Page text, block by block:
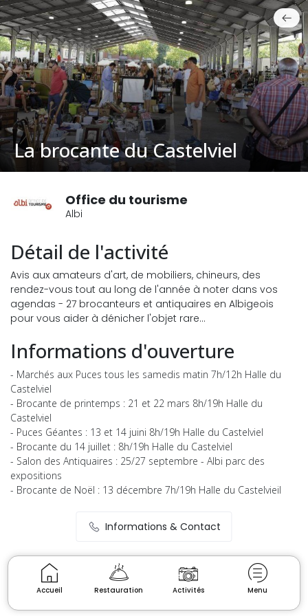
Accueil Restauration Activités Menu
La brocante du Castelviel
Office du tourisme
Albi
Détail de l'activité
Avis aux amateurs d'art, de mobiliers, chineurs, des
rendez-vous tout au long de l'année à noter dans vos
agendas - 27 brocanteurs et antiquaires en Albigeois
pour vous aider à dénicher l'objet rare...
Informations d'ouverture
- Marchés aux Puces tous les samedis matin 7h/12h Halle du
Castelviel
- Brocante de printemps : 21 et 22 mars 8h/19h Halle du
Castelviel
- Puces Géantes : 13 et 14 juini 8h/19h Halle du Castelviel
- Brocante du 14 juillet : 8h/19h Halle du Castelviel
- Salon des Antiquaires : 25/27 septembre - Albi parc des
expositions
- Brocante de Noël : 13 décembre 7h/19h Halle du Castelvieil
Informations & Contact